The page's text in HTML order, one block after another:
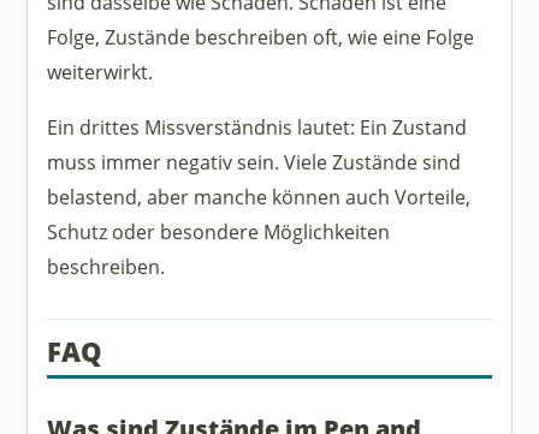
Folge, Zustände beschreiben oft, wie eine Folge
weiterwirkt.
Ein drittes Missverständnis lautet: Ein Zustand
muss immer negativ sein. Viele Zustände sind
belastend, aber manche können auch Vorteile,
Schutz oder besondere Möglichkeiten
beschreiben.
FAQ